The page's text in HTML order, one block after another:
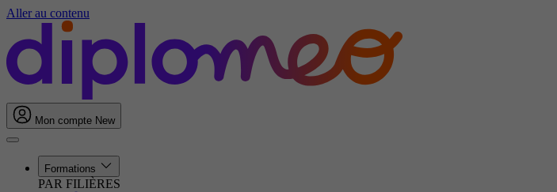
Aller au contenu
Mon compte New
Formations
PAR FILIÈRES